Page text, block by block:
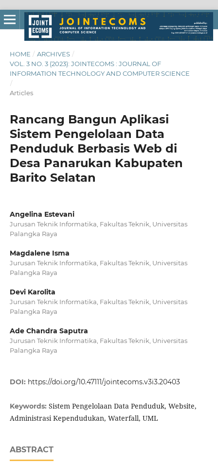
HOME / ARCHIVES /
VOL. 3 NO. 3 (2023): JOINTECOMS : JOURNAL OF
INFORMATION TECHNOLOGY AND COMPUTER SCIENCE
/
Articles
Rancang Bangun Aplikasi
Sistem Pengelolaan Data
Penduduk Berbasis Web di
Desa Panarukan Kabupaten
Barito Selatan
Angelina Estevani
Jurusan Teknik Informatika, Fakultas Teknik, Universitas
Palangka Raya
Magdalene Isma
Jurusan Teknik Informatika, Fakultas Teknik, Universitas
Palangka Raya
Devi Karolita
Jurusan Teknik Informatika, Fakultas Teknik, Universitas
Palangka Raya
Ade Chandra Saputra
Jurusan Teknik Informatika, Fakultas Teknik, Universitas
Palangka Raya
DOI: https://doi.org/10.47111/jointecoms.v3i3.20403
Keywords: Sistem Pengelolaan Data Penduduk, Website,
Administrasi Kependudukan, Waterfall, UML
ABSTRACT